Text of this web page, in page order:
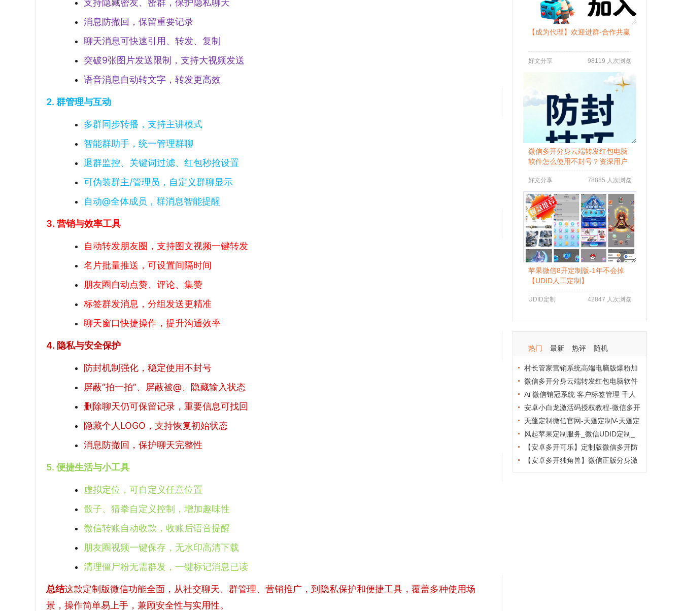
支持隐藏密友、密群，保护隐私聊天
消息防撤回，保留重要记录
聊天消息可快速引用、转发、复制
突破9张图片发送限制，支持大视频发送
语音消息自动转文字，转发更高效
2. 群管理与互动
多群同步转播，支持主讲模式
智能群助手，统一管理群聊
退群监控、关键词过滤、红包秒抢设置
可伪装群主/管理员，自定义群聊显示
自动@全体成员，群消息智能提醒
3. 营销与效率工具
自动转发朋友圈，支持图文视频一键转发
名片批量推送，可设置间隔时间
朋友圈自动点赞、评论、集赞
标签群发消息，分组发送更精准
聊天窗口快捷操作，提升沟通效率
4. 隐私与安全保护
防封机制强化，稳定使用不封号
屏蔽“拍一拍”、屏蔽被@、隐藏输入状态
删除聊天仍可保留记录，重要信息可找回
隐藏个人LOGO，支持恢复初始状态
消息防撤回，保护聊天完整性
5. 便捷生活与小工具
虚拟定位，可自定义任意位置
骰子、猜拳自定义控制，增加趣味性
微信转账自动收款，收账后语音提醒
朋友圈视频一键保存，无水印高清下载
清理僵尸粉无需群发，一键标记消息已读
总结这款定制版微信功能全面，从社交聊天、群管理、营销推广，到隐私保护和便捷工具，覆盖多种使用场
景，操作简单易上手，兼顾安全性与实用性。
【成为代理】欢迎进群-合作共赢
好文分享 98119 人次浏览
微信多开分身云端转发红包电脑
软件怎么使用不封号？资深用户
好文分享 78885 人次浏览
苹果微信8开定制版-1年不会掉
【UDID人工定制】
UDID定制 42847 人次浏览
热门 最新 热评 随机
村长管家营销系统高端电脑版爆粉加
人群发拉群进群综合软件
微信多开分身云端转发红包电脑软件
怎么使用不封号？资深用户分享防封秘
籍
Ai 微信销冠系统 客户标签管理 千人
千面精准营销工具
安卓小白龙激活码授权教程-微信多开
新版稳定防封
天蓬定制微信官网-天蓬定制V-天蓬定
制版分身
风起苹果定制服务_微信UDID定制_
苹果微信分身多开版
【安卓多开可乐】定制版微信多开防
封6.2版本
【安卓多开独角兽】微信正版分身激
活码授权教程